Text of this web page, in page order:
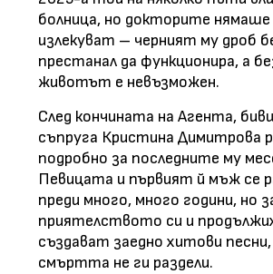
болница, но докторите нямаше
излекуват – черният му дроб
престанал да функционира, а
животът е невъзможен.
След кончината на Агента,
съпруга Кристина Димитрова
подробно за последните му
Певицата и първият й мъж се
преди много, много години, но
приятелството си и
създават заедно хитови
смъртта не ги раздели.